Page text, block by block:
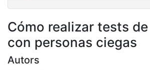
Cómo realizar tests
con personas ciegas
Autors